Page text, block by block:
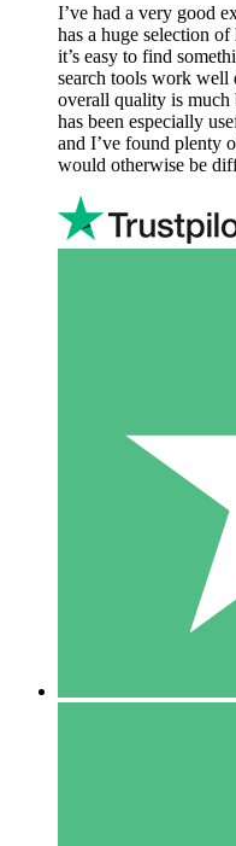
I’ve had a very good
has a huge selection
it’s easy to find
search tools work well
overall quality is much
has been especially
and I’ve found plenty
would otherwise be